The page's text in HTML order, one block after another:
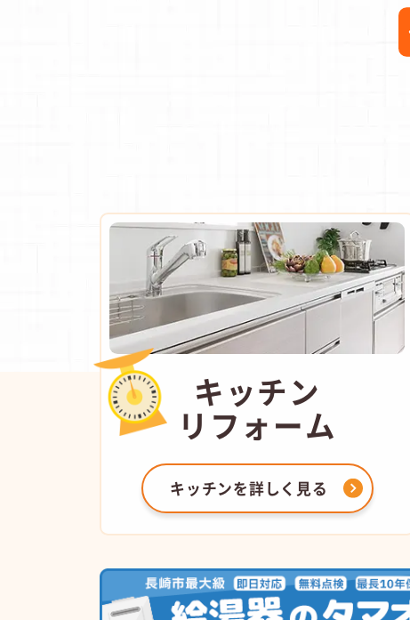
キッチン
リフォーム
キッチンを詳しく見る